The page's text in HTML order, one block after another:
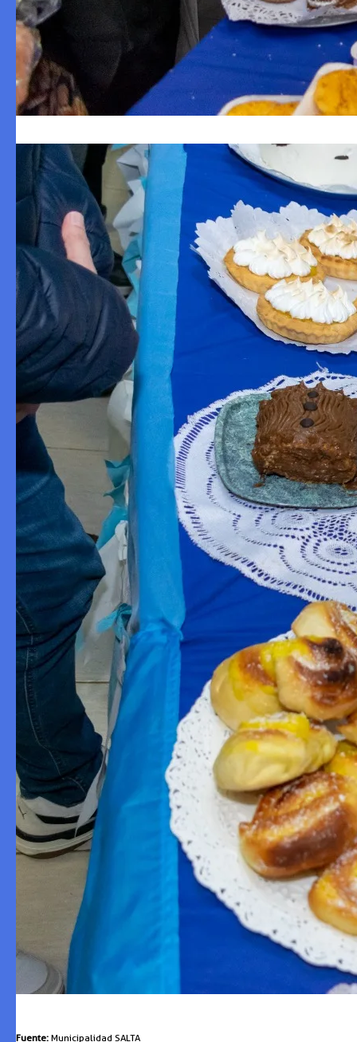
Fuente: Municipalidad SALTA